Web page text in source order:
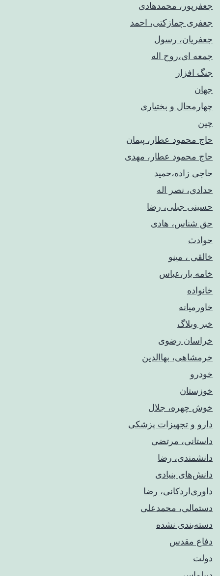
جعفرپور، محمدهادی
جعفری چمازکتی، احمد
جعفریان، رسول
جمعه ای،روح اله
جنگ افزار
جهان
چهارمحال و بختیاری
چین
حاج محمود عطار، پیمان
حاج محمود عطار، مهدی
حاجی زاده،حمید
حدادی، نصر اله
حسینی جبلی، رضا
حق شناس، هادی
حوادث
خالقی ، مینو
خامه یار،عباس
خانواده
خاورمیانه
خبر وبلاگ
خراسان رضوی
خرمشاهی، بهاالدین
خودرو
خوزستان
خوش چهره، جلال
دارو و تجهیزات پزشکی
داستانی، مرتضی
دانشمندی، رضا
دانش‌های بنیادی
داوری‌اردکانی، رضا
دستمالی، محمدعلی
دسته‌بندی نشده
دفاع مقدس
دولت